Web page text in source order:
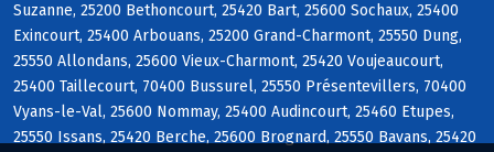
Suzanne, 25200 Bethoncourt, 25420 Bart, 25600 Sochaux, 25400
Exincourt, 25400 Arbouans, 25200 Grand-Charmont, 25550 Dung,
25550 Allondans, 25600 Vieux-Charmont, 25420 Voujeaucourt,
25400 Taillecourt, 70400 Bussurel, 25550 Présentevillers, 70400
Vyans-le-Val, 25600 Nommay, 25400 Audincourt, 25460 Etupes,
25550 Issans, 25420 Berche, 25600 Brognard, 25550 Bavans, 25420